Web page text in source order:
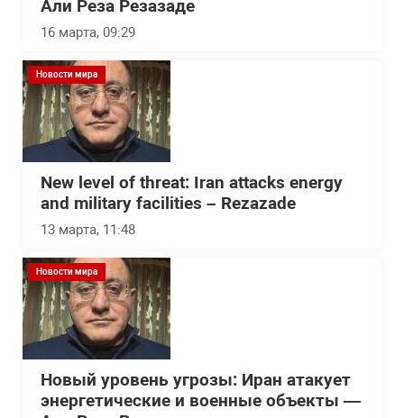
Али Реза Резазаде
16 марта, 09:29
Новости мира
New level of threat: Iran attacks energy
and military facilities – Rezazade
13 марта, 11:48
Новости мира
Новый уровень угрозы: Иран атакует
энергетические и военные объекты —